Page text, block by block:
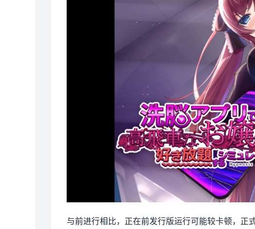
与前进行相比，正在前发行版运行可能较卡顿，正